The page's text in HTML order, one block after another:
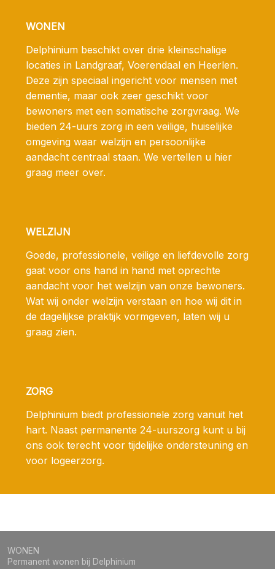
WONEN
Delphinium beschikt over drie kleinschalige
locaties in Landgraaf, Voerendaal en Heerlen.
Deze zijn speciaal ingericht voor mensen met
dementie, maar ook zeer geschikt voor
bewoners met een somatische zorgvraag. We
bieden 24-uurs zorg in een veilige, huiselijke
omgeving waar welzijn en persoonlijke
aandacht centraal staan. We vertellen u hier
graag meer over.
WELZIJN
Goede, professionele, veilige en liefdevolle zorg
gaat voor ons hand in hand met oprechte
aandacht voor het welzijn van onze bewoners.
Wat wij onder welzijn verstaan en hoe wij dit in
de dagelijkse praktijk vormgeven, laten wij u
graag zien.
ZORG
Delphinium biedt professionele zorg vanuit het
hart. Naast permanente 24-uurszorg kunt u bij
ons ook terecht voor tijdelijke ondersteuning en
voor logeerzorg.
WONEN
Permanent wonen bij Delphinium